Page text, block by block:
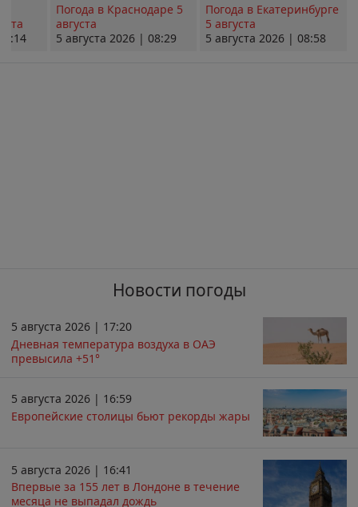
Погода в Краснодаре 5
августа
5 августа 2026 | 08:29
Погода в Екатеринбурге
5 августа
5 августа 2026 | 08:58
Новости погоды
5 августа 2026 | 17:20
Дневная температура воздуха в ОАЭ
превысила +51°
5 августа 2026 | 16:59
Европейские столицы бьют рекорды жары
5 августа 2026 | 16:41
Впервые за 155 лет в Лондоне в течение
месяца не выпадал дождь